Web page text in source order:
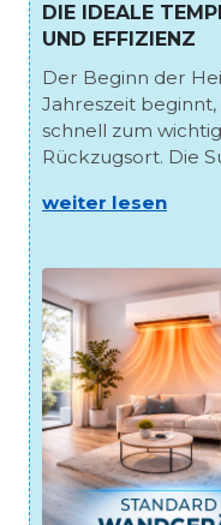
DIE IDEALE
UND EFFIZIENZ
Der Beginn der
Jahreszeit
schnell zum
Rückzugsort. Die
weiter lesen